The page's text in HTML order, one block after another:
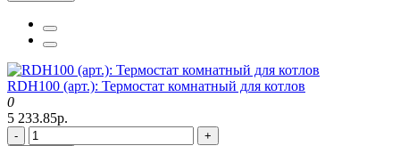
RDH100 (арт.): Термостат комнатный для котлов
0
5 233.85р.
-
+